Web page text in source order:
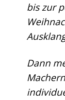
bis zur
Dann